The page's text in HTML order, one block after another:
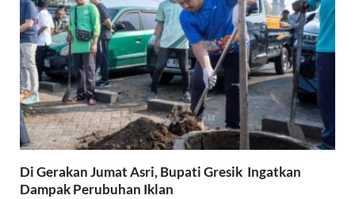
Di Gerakan Jumat Asri, Bupati Gresik Ingatkan
Dampak Perubuhan Iklan